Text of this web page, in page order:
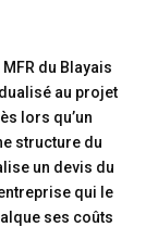
du Blayais
au projet
lors qu’un
structure du
un devis du
qui le
ses coûts